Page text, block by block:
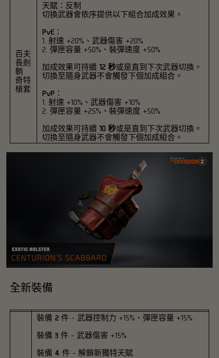
百夫
長劍
鞘
奇特
槍套
天賦：反制
切換武器會依序提供以下組合加成效果。
PvE ：
1. 射速 +20%、武器傷害 +20%
2. 彈匣容量 +50%、裝彈速度 +50%
加成效果可持續 12 秒或是直到下次武器切換。
切換至隨身武器不會觸發下個加成組合。
PvP ：
1. 射速 +10%、武器傷害 +10%
2. 彈匣容量 +25%、裝彈速度 +50%
加成效果可持續 10 秒或是直到下次武器切換。
切換至隨身武器不會觸發下個加成組合。
全新裝備
裝備 2 件 - 武器控制力 +15%、彈匣容量 +15%
裝備 3 件 - 武器傷害 +15%
裝備 4 件 - 解鎖新獨特天賦